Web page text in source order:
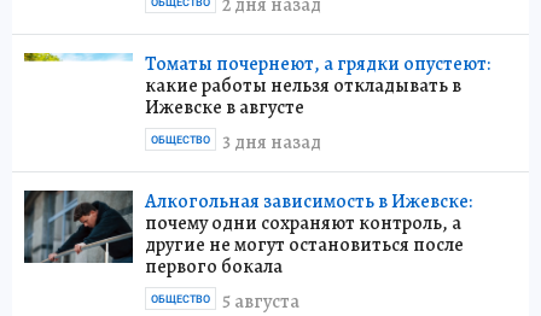
ОБЩЕСТВО
Томаты почернеют, а грядки опустеют:
какие работы нельзя откладывать в
Ижевске в августе
3 дня назад
ОБЩЕСТВО
Алкогольная зависимость в Ижевске:
почему одни сохраняют контроль, а
другие не могут остановиться после
первого бокала
5 августа
ОБЩЕСТВО